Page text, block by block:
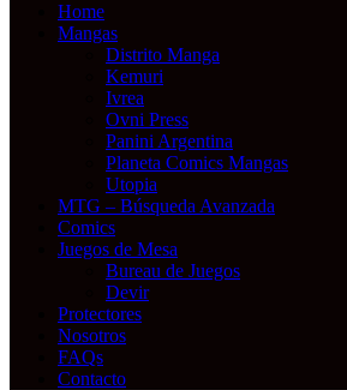
Home
Mangas
Distrito Manga
Kemuri
Ivrea
Ovni Press
Panini Argentina
Planeta Comics Mangas
Utopia
MTG – Búsqueda Avanzada
Comics
Juegos de Mesa
Bureau de Juegos
Devir
Protectores
Nosotros
FAQs
Contacto